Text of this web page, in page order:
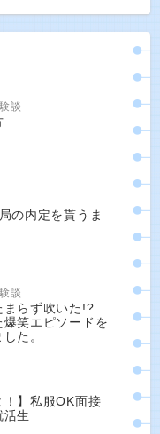
談
の内定を貰うま
談
まらず吹いた!?
爆笑エピソードを
た。
！】私服OK面接
活生